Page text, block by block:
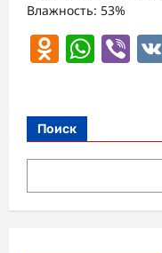
Влажность: 53%
Поиск